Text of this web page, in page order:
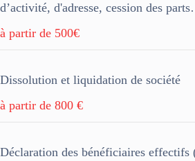
d’activité, d'adresse, cession des
à partir de 500€
Dissolution et liquidation de société
à partir de 800 €
Déclaration des bénéficiaires effectifs